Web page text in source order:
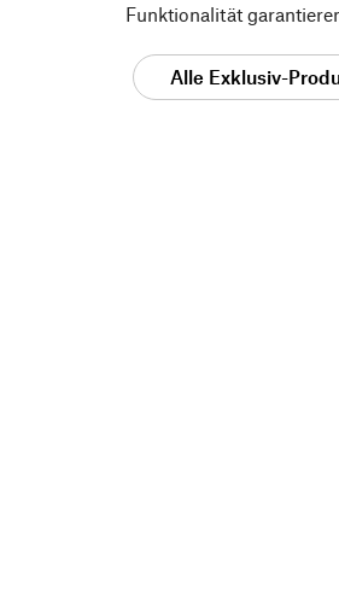
Funktionalität
Alle Exklusiv-